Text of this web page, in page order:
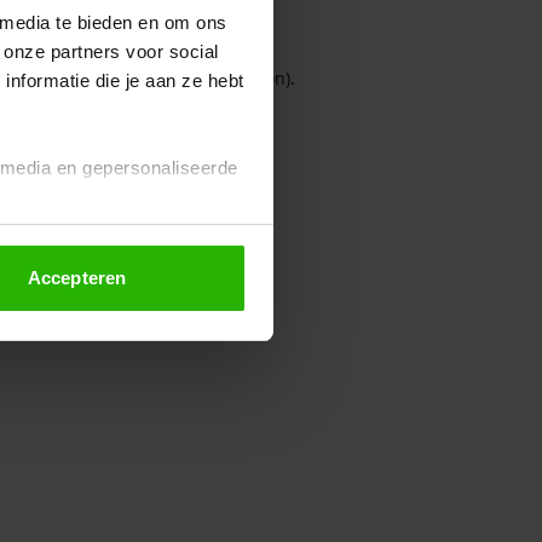
te bieden en om ons
partners voor social
die je aan ze hebt
en gepersonaliseerde
altijd wijzigen of
Accepteren
console for more information).